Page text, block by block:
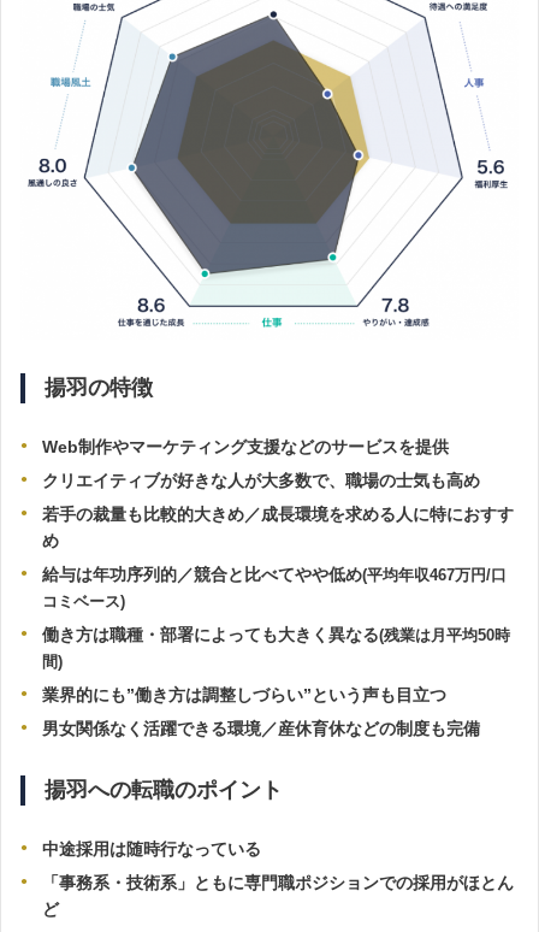
揚羽の特徴
Web制作やマーケティング支援などのサービスを提供
クリエイティブが好きな人が大多数で、職場の士気も高め
若手の裁量も比較的大きめ／成長環境を求める人に特におすす
め
給与は年功序列的／競合と比べてやや低め(平均年収467万円/口
コミベース)
働き方は職種・部署によっても大きく異なる(残業は月平均50時
間)
業界的にも”働き方は調整しづらい”という声も目立つ
男女関係なく活躍できる環境／産休育休などの制度も完備
揚羽への転職のポイント
中途採用は随時行なっている
「事務系・技術系」ともに専門職ポジションでの採用がほとん
ど